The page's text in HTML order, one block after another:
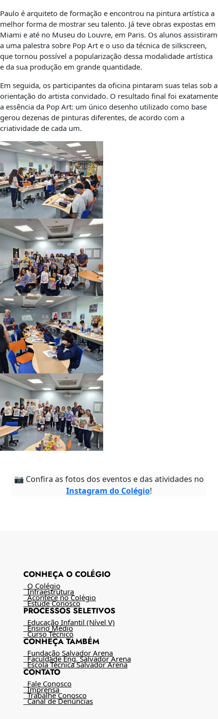
Paulo é arquiteto de formação e encontrou na pintura artística a
melhor forma de mostrar seu talento. Já teve obras expostas em
Miami e até no Museu do Louvre, em Paris. Os alunos assistiram
a uma palestra sobre Pop Art e o uso da técnica de silkscreen,
que tornou possível a popularização dessa modalidade artística
e da sua produção em grande quantidade.
Em seguida, os participantes da oficina pintaram suas telas sob a
orientação do artista convidado. O resultado final foi exatamente
a essência da Pop Art: um único desenho utilizado como base
gerou dezenas de pinturas diferentes, de acordo com a
criatividade de cada um.
📷 Confira as fotos dos eventos e das atividades no
Instagram do Colégio!
CONHEÇA O COLÉGIO
O Colégio
Infraestrutura
Acontece no Colégio
Estude Conosco
PROCESSOS SELETIVOS
Educação Infantil (Nível V)
Ensino Médio
Curso Técnico
CONHEÇA TAMBÉM
Fundação Salvador Arena
Faculdade Eng. Salvador Arena
Escola Técnica Salvador Arena
CONTATO
Fale Conosco
Imprensa
Trabalhe Conosco
Canal de Denúncias